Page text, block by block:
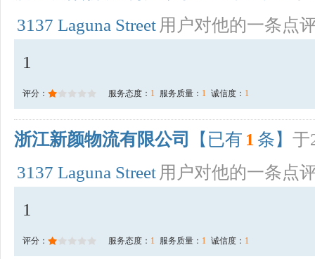
3137 Laguna Street 用户对他的一条点
1
评分： 服务态度： 1 服务质量： 1 诚信度： 1
浙江新颜物流有限公司 【已有 1 条】 于
3137 Laguna Street 用户对他的一条点
1
评分： 服务态度： 1 服务质量： 1 诚信度： 1